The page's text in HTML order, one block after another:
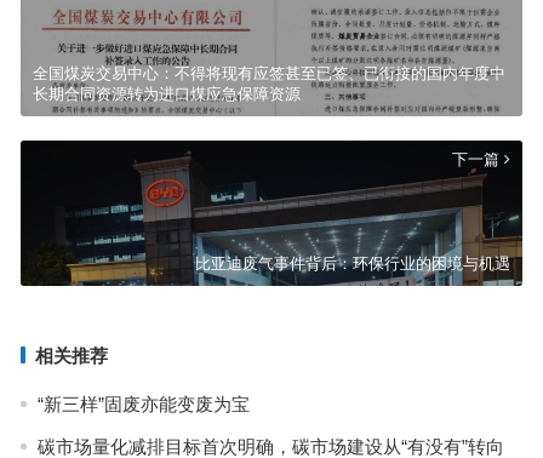
全国煤炭交易中心：不得将现有应签甚至已签、已衔接的国内年度中
长期合同资源转为进口煤应急保障资源
下一篇
比亚迪废气事件背后：环保行业的困境与机遇
相关推荐
“新三样”固废亦能变废为宝
碳市场量化减排目标首次明确，碳市场建设从“有没有”转向